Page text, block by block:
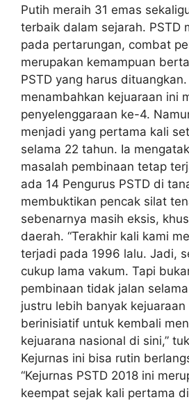
Putih meraih 31 emas
terbaik dalam sejarah. PSTD
pada pertarungan, combat
merupakan kemampuan
PSTD yang harus
menambahkan kejuaraan ini
penyelenggaraan ke-4.
menjadi yang pertama kali
selama 22 tahun. Ia
masalah pembinaan tetap
ada 14 Pengurus PSTD di
membuktikan pencak silat
sebenarnya masih eksis,
daerah. “Terakhir kali kami
terjadi pada 1996 lalu. Jadi,
cukup lama vakum. Tapi
pembinaan tidak jalan
justru lebih banyak
berinisiatif untuk kembali
kejuarana nasional di sini,”
Kejurnas ini bisa rutin
“Kejurnas PSTD 2018 ini
keempat sejak kali pertama